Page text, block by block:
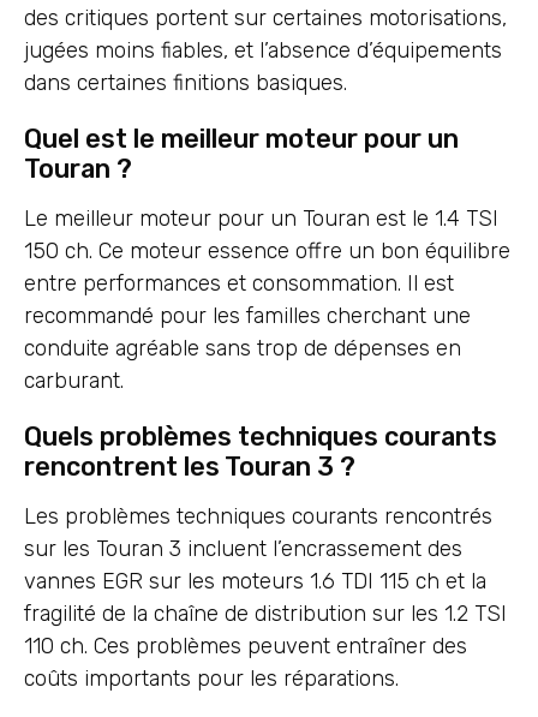
des critiques portent sur certaines motorisations,
jugées moins fiables, et l’absence d’équipements
dans certaines finitions basiques.
Quel est le meilleur moteur pour un
Touran ?
Le meilleur moteur pour un Touran est le 1.4 TSI
150 ch. Ce moteur essence offre un bon équilibre
entre performances et consommation. Il est
recommandé pour les familles cherchant une
conduite agréable sans trop de dépenses en
carburant.
Quels problèmes techniques courants
rencontrent les Touran 3 ?
Les problèmes techniques courants rencontrés
sur les Touran 3 incluent l’encrassement des
vannes EGR sur les moteurs 1.6 TDI 115 ch et la
fragilité de la chaîne de distribution sur les 1.2 TSI
110 ch. Ces problèmes peuvent entraîner des
coûts importants pour les réparations.